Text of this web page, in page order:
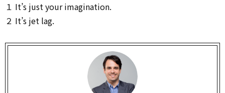
１ It’s just your imagination.
２ It’s jet lag.